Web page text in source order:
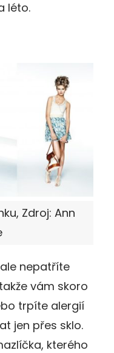
léto.
Zdroj: Ann
nepatříte
vám skoro
trpíte alergií
jen přes sklo.
kterého